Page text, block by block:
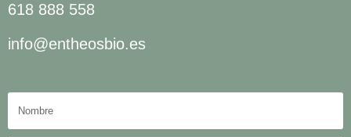
618 888 558
info@entheosbio.es